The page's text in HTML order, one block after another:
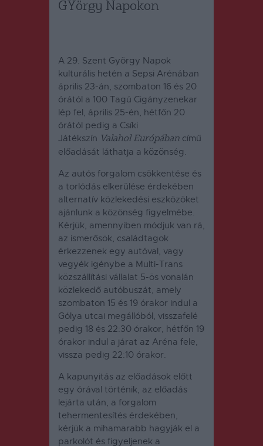
GYörgy Napokon
A 29. Szent György Napok
kulturális hetén a Sepsi Arénában
április 23-án, szombaton 16 és 20
órától a 100 Tagú Cigányzenekar
lép fel, április 25-én, hétfőn 20
órától pedig a Csíki
Játékszín Valahol Európában című
előadását láthatja a közönség.
Az autós forgalom csökkentése és
a torlódás elkerülése érdekében
alternatív közlekedési eszközöket
ajánlunk a közönség figyelmébe.
Kérjük, amennyiben módjuk van rá,
az ismerősök, családtagok
érkezzenek egy autóval, vagy
vegyék igénybe a Multi-Trans
közszállítási vállalat 5-ös vonalán
közlekedő autóbuszát, amely
szombaton 15 és 19 órakor indul a
Gólya utcai megállóból, visszafelé
pedig 18 és 22:30 órakor, hétfőn 19
órakor indul a járat az Aréna fele,
vissza pedig 22:10 órakor.
A kapunyitás az előadások előtt
egy órával történik, az előadás
lejárta után, a forgalom
tehermentesítés érdekében,
kérjük a mihamarabb hagyják el a
parkolót és figyeljenek a